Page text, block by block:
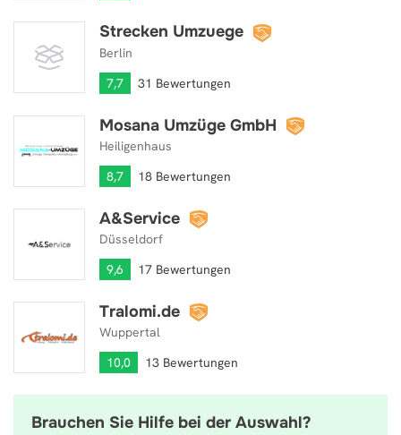
Strecken Umzuege
Berlin
7,7
31 Bewertungen
Strecken Umzuege
Mosana Umzüge GmbH
Heiligenhaus
8,7
18 Bewertungen
Mosana Umzüge GmbH
A&Service
Düsseldorf
9,6
17 Bewertungen
Tralomi.de
Wuppertal
10,0
13 Bewertungen
Brauchen Sie Hilfe bei der Auswahl?